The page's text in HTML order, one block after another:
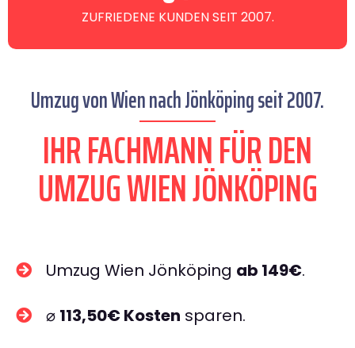
ZUFRIEDENE KUNDEN SEIT 2007.
Umzug von Wien nach Jönköping seit 2007.
IHR FACHMANN FÜR DEN
UMZUG WIEN JÖNKÖPING
Umzug Wien Jönköping ab 149€.
⌀ 113,50€ Kosten sparen.